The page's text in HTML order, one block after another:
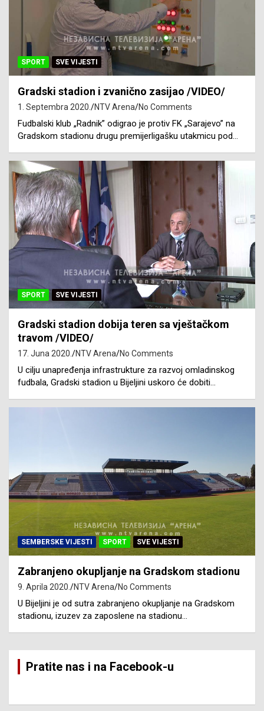
SPORT SVE VIJESTI
Gradski stadion i zvanično zasijao /VIDEO/
1. Septembra 2020. NTV Arena No Comments
Fudbalski klub „Radnik” odigrao je protiv FK „Sarajevo” na
Gradskom stadionu drugu premijerligašku utakmicu pod…
SPORT SVE VIJESTI
Gradski stadion dobija teren sa vještačkom
travom /VIDEO/
17. Juna 2020. NTV Arena No Comments
U cilju unapređenja infrastrukture za razvoj omladinskog
fudbala, Gradski stadion u Bijeljini uskoro će dobiti…
SEMBERSKE VIJESTI SPORT SVE VIJESTI
Zabranjeno okupljanje na Gradskom stadionu
9. Aprila 2020. NTV Arena No Comments
U Bijeljini je od sutra zabranjeno okupljanje na Gradskom
stadionu, izuzev za zaposlene na stadionu…
Pratite nas i na Facebook-u